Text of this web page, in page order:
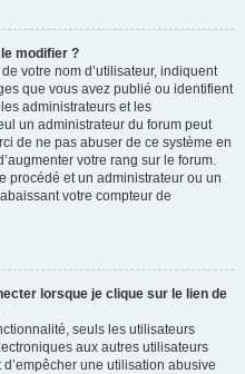
modifier ?
votre nom d’utilisateur, indiquent
que vous avez publié ou identifient
administrateurs et les
un administrateur du forum peut
de ne pas abuser de ce système en
votre rang sur le forum.
procédé et un administrateur ou un
votre compteur de
lorsque je clique sur le lien de
seuls les utilisateurs
aux autres utilisateurs
une utilisation abusive